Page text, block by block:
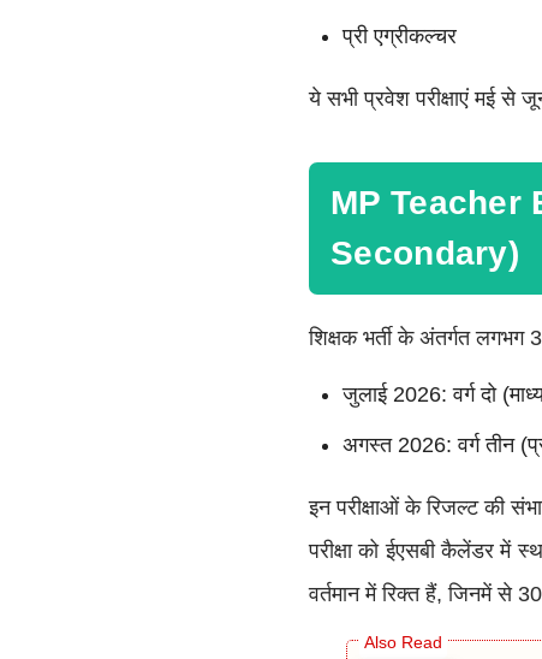
प्री एग्रीकल्चर
ये सभी प्रवेश परीक्षाएं मई से
MP
Secondary)
शिक्षक भर्ती के अंतर्गत लगभग
जुलाई 2026: वर्ग दो
अगस्त 2026: वर्ग तीन
इन परीक्षाओं के रिजल्ट की
परीक्षा को ईएसबी कैलेंडर में
वर्तमान में रिक्त हैं, जिनमें से